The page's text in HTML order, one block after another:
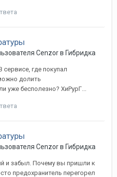
Cenzorв Гибридка
где покупал
долить
уже бесполезно? ХиРурГ...
Cenzorв Гибридка
и забыл. Почему вы пришли к
предохранитель перегорел